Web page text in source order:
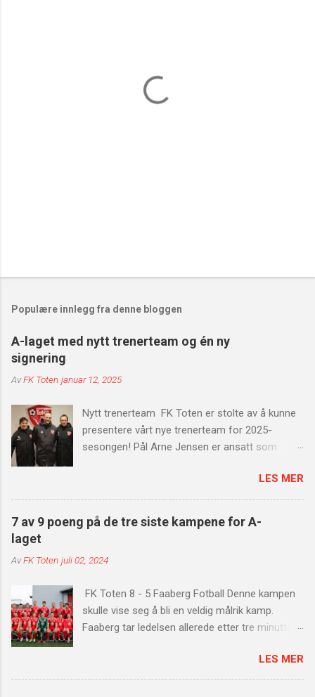
Populære innlegg fra denne bloggen
A-laget med nytt trenerteam og én ny
signering
AvFK Toten januar 12, 2025
Nytt trenerteam FK Toten er stolte av å kunne
presentere vårt nye trenerteam for 2025-
sesongen! Pål Arne Jensen er ansatt som
spillerutvikler. Dette sterke teamet er klare til å
bygge videre på en god spillergruppe med en
god miks av unge og etablerte spillere. Vi har
fotballfaglig kvalitet. Med deres samlede
fortsette satsingen på ungdommen og
klubbens videre utvikling. Pål Arne Jensen har
både erfaring som spiller og sterk faglig
SK Gjøvik-Lyn og Raufoss. Jensen har også
vært en viktig del av klubben de siste årene som
LES MER
7 av 9 poeng på de tre siste kampene for A-
laget
AvFK Toten juli 02, 2024
FK Toten 8 - 5 Faaberg Fotball Denne kampen
skulle vise seg å bli en veldig målrik kamp.
Faaberg tar ledelsen allerede etter tre minutter
på angrepsspillet. Vi scorer fire mål på 20
minutter. Målscorere var Tammy x2, Mads
LES MER